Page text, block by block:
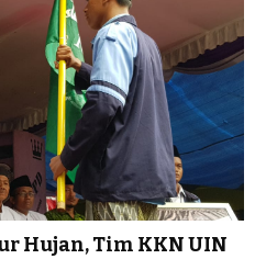
Hujan, Tim KKN UIN